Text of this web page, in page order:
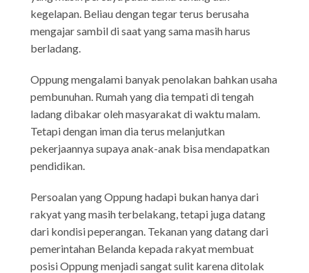
kegelapan. Beliau dengan tegar terus berusaha
mengajar sambil di saat yang sama masih harus
berladang.
Oppung mengalami banyak penolakan bahkan usaha
pembunuhan. Rumah yang dia tempati di tengah
ladang dibakar oleh masyarakat di waktu malam.
Tetapi dengan iman dia terus melanjutkan
pekerjaannya supaya anak-anak bisa mendapatkan
pendidikan.
Persoalan yang Oppung hadapi bukan hanya dari
rakyat yang masih terbelakang, tetapi juga datang
dari kondisi peperangan. Tekanan yang datang dari
pemerintahan Belanda kepada rakyat membuat
posisi Oppung menjadi sangat sulit karena ditolak